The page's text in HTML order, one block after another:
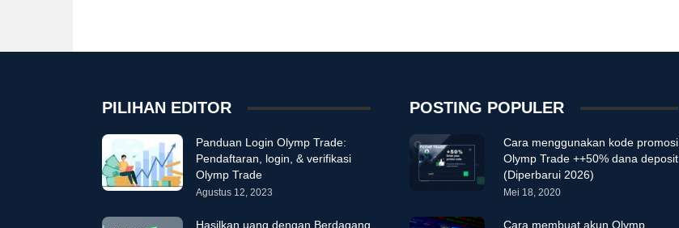
PILIHAN EDITOR
Panduan Login Olymp Trade:
Pendaftaran, login, & verifikasi
Olymp Trade
Agustus 12, 2023
Hasilkan uang dengan Berdagang
POSTING POPULER
Cara menggunakan kode promosi
Olymp Trade ++50% dana deposit
(Diperbarui 2026)
Mei 18, 2020
Cara membuat akun Olymp